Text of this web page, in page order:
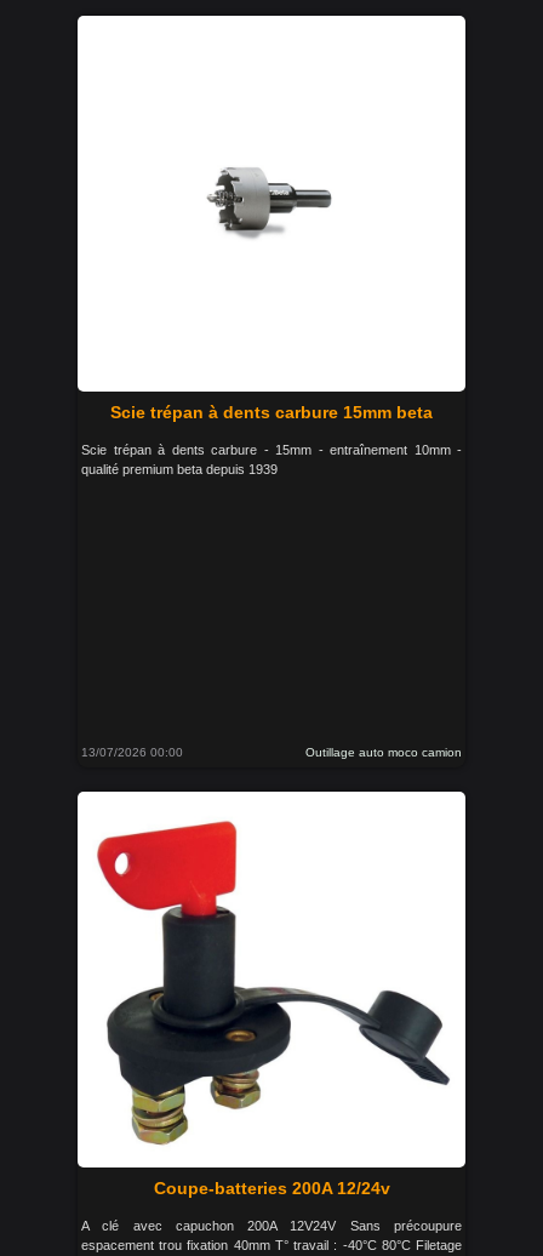
Scie trépan à dents carbure 15mm beta
Scie trépan à dents carbure - 15mm - entraînement 10mm -
qualité premium beta depuis 1939
13/07/2026 00:00 Outillage auto moco camion
Coupe-batteries 200A 12/24v
A clé avec capuchon 200A 12V24V Sans précoupure
espacement trou fixation 40mm T° travail : -40°C 80°C Filetage